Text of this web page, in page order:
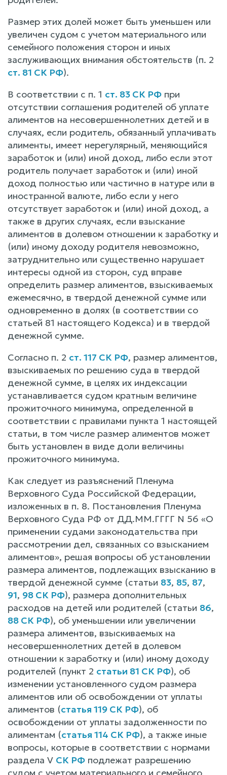
Размер этих долей может быть уменьшен или
увеличен судом с учетом материального или
семейного положения сторон и иных
заслуживающих внимания обстоятельств (п. 2
ст. 81 СК РФ).
В соответствии с п. 1 ст. 83 СК РФ при
отсутствии соглашения родителей об уплате
алиментов на несовершеннолетних детей и в
случаях, если родитель, обязанный уплачивать
алименты, имеет нерегулярный, меняющийся
заработок и (или) иной доход, либо если этот
родитель получает заработок и (или) иной
доход полностью или частично в натуре или в
иностранной валюте, либо если у него
отсутствует заработок и (или) иной доход, а
также в других случаях, если взыскание
алиментов в долевом отношении к заработку и
(или) иному доходу родителя невозможно,
затруднительно или существенно нарушает
интересы одной из сторон, суд вправе
определить размер алиментов, взыскиваемых
ежемесячно, в твердой денежной сумме или
одновременно в долях (в соответствии со
статьей 81 настоящего Кодекса) и в твердой
денежной сумме.
Согласно п. 2 ст. 117 СК РФ, размер алиментов,
взыскиваемых по решению суда в твердой
денежной сумме, в целях их индексации
устанавливается судом кратным величине
прожиточного минимума, определенной в
соответствии с правилами пункта 1 настоящей
статьи, в том числе размер алиментов может
быть установлен в виде доли величины
прожиточного минимума.
Как следует из разъяснений Пленума
Верховного Суда Российской Федерации,
изложенных в п. 8. Постановления Пленума
Верховного Суда РФ от ДД.ММ.ГГГГ N 56 «О
применении судами законодательства при
рассмотрении дел, связанных со взысканием
алиментов», решая вопросы об установлении
размера алиментов, подлежащих взысканию в
твердой денежной сумме (статьи 83, 85, 87,
91, 98 СК РФ), размера дополнительных
расходов на детей или родителей (статьи 86,
88 СК РФ), об уменьшении или увеличении
размера алиментов, взыскиваемых на
несовершеннолетних детей в долевом
отношении к заработку и (или) иному доходу
родителей (пункт 2 статьи 81 СК РФ), об
изменении установленного судом размера
алиментов или об освобождении от уплаты
алиментов (статья 119 СК РФ), об
освобождении от уплаты задолженности по
алиментам (статья 114 СК РФ), а также иные
вопросы, которые в соответствии с нормами
раздела V СК РФ подлежат разрешению
судом с учетом материального и семейного